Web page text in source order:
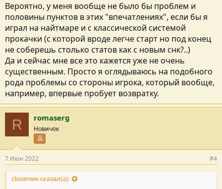
Вероятно, у меня вообще не было бы проблем и
половины пунктов в этих "впечатлениях", если бы я
играл на найтмаре и с классической системой
прокачки (с которой вроде легче старт но под конец
не соберешь столько статов как с новым снк?..)
Да и сейчас мне все это кажется уже не очень
существенным. Просто я оглядываюсь на подобного
рода проблемы со стороны игрока, который вообще,
например, впервые пробует возвратку.
R romaserg
Новичок
7 Июн 2022 #4
closerww сказал(а):